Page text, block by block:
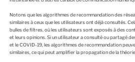
Notons que les algorithmes de recommandation des
similaires à ceux que les utilisateurs ont déjà consultés.
bulles de filtres, où les utilisateurs sont exposés à des
et leurs opinions. Si un utilisateur a consulté ou partagé
et le COVID-19, les algorithmes de recommandation
similaires, ce qui peut amplifier la propagation de la